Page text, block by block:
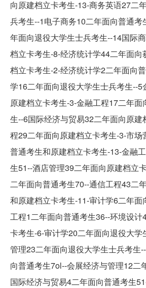
向原建档立卡考生-13-商务英语27二
兵考生--1电子商务10二年面向普通考
年面向退役大学生士兵考生--14国际
档立卡考生-8-经济统计学44二年面向
档立卡考生-2-经济统计学2二年面向
学16二年面向退役大学生士兵考生--5
原建档立卡考生-3-金融工程17二年
生--6国际经济与贸易32二年面向原
程29二年面向原建档立卡考生-3-市场
普通考生和原建档立卡考生-13-金融
生51--酒店管理39二年面向原建档立
二年面向普通考生70--通信工程43二
和原建档立卡考生-11-审计学6二年面
工程1二年面向普通考生36--环境设计
卡考生-6-审计学20二年面向退役大学
管理23二年面向退役大学生士兵考生
向普通考生7ol--会展经济与管理12二
国际经济与贸易4二年面向普通考生